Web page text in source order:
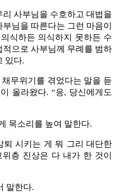
사부님을 수호하고 대법을
님을 따른다는 그런 마음이
식하든 의식하지 못하든 수
으로 사부님께 무례를 범하
있다.
무위기를 겪었다는 말을 듣
올라왔다. “응, 당신에게도
목소리를 높여 말한다.
퇴 시키는 게 뭐 그리 대단한
층 진상은 다 내가 한 것이
말한다.